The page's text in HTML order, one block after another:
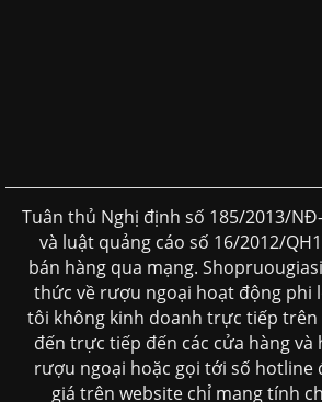
Tuân thủ Nghị định số 185/2013/
và luật quảng cáo số 16/2012/
bán hàng qua mạng.
thức về rượu ngoại hoạt động phi
tôi không kinh doanh trực tiếp
đến trực tiếp đến các cửa hàng và
rượu ngoại hoặc gọi tới số hotline
giá trên website chỉ mang tính